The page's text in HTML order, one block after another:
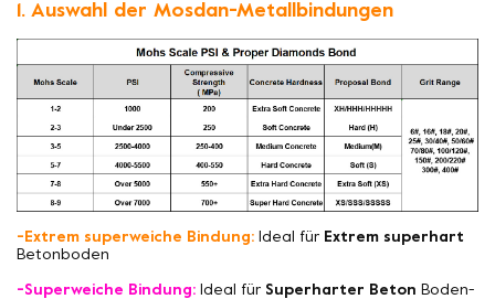
1. Auswahl der Mosdan-Metallbindungen
-Extrem superweiche Bindung: Ideal für Extrem superhart
Betonboden
-Superweiche Bindung: Ideal für Superharter Beton Boden-